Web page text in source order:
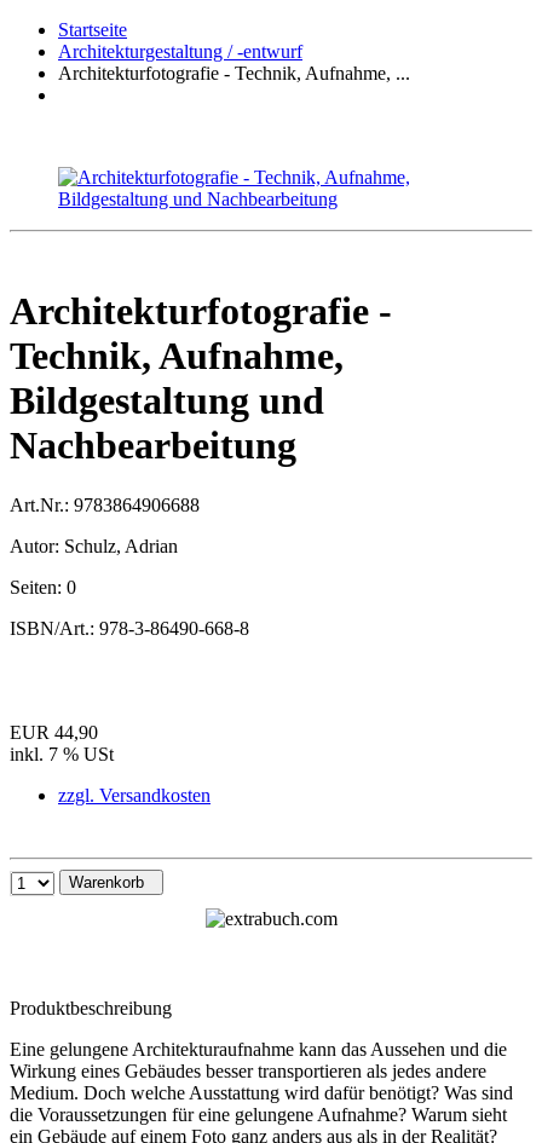
Startseite
Architekturgestaltung / -entwurf
Architekturfotografie - Technik, Aufnahme, ...
Architekturfotografie -
Technik, Aufnahme,
Bildgestaltung und
Nachbearbeitung
Art.Nr.: 9783864906688
Autor: Schulz, Adrian
Seiten: 0
ISBN/Art.: 978-3-86490-668-8
EUR 44,90
inkl. 7 % USt
zzgl. Versandkosten
Warenkorb
Produktbeschreibung
Eine gelungene Architekturaufnahme kann das Aussehen und die
Wirkung eines Gebäudes besser transportieren als jedes andere
Medium. Doch welche Ausstattung wird dafür benötigt? Was sind
die Voraussetzungen für eine gelungene Aufnahme? Warum sieht
ein Gebäude auf einem Foto ganz anders aus als in der Realität?